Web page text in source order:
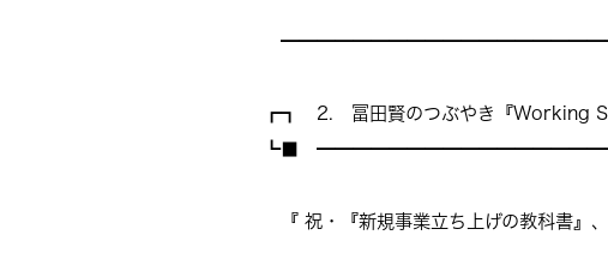
┏┓ 2. 冨田賢のつぶやき『Working
┗■
『 祝・『新規事業立ち上げの教科書』